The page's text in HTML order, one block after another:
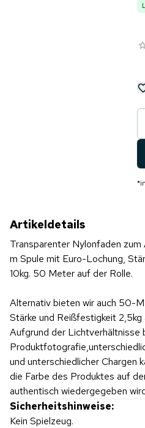
*
Artikeldetails
Transparenter Nylonfaden
m Spule mit Euro-Lochung,
10kg. 50 Meter auf der Rolle.
Alternativ bieten wir auch 50-
Stärke und Reißfestigkeit 2,5kg
Aufgrund der Lichtverhältnisse
und unterschiedlicher Chargen
die Farbe des Produktes auf
authentisch wiedergegeben
Sicherheitshinweise:
Kein Spielzeug.